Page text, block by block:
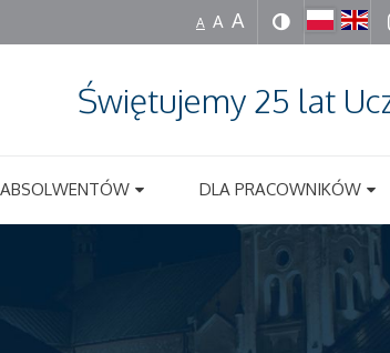
A A A
Świętujemy 25 lat
DLA PRACOWNIKÓW